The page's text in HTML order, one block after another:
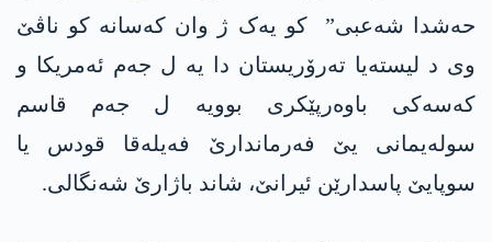
حەشدا شەعبی” کو یەک ژ وان کەسانە کو ناڤێ
وی د لیستەیا تەرۆریستان دا یە ل جەم ئەمریکا و
کەسەکی باوەرپێکری بوویە ل جەم قاسم
سولەیمانی یێ فەرماندارێ فەیلەقا قودس یا
سوپایێ پاسدارێن ئیرانێ، شاند باژارێ شەنگالی.